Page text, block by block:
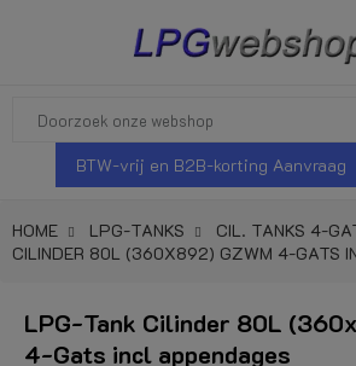
BTW-vrij en B2B-korting Aanvraag
HOME LPG-TANKS CIL. TANKS 4-
CILINDER 80L (360X892) GZWM 4-GATS
LPG-Tank Cilinder 80L
4-Gats incl appendages